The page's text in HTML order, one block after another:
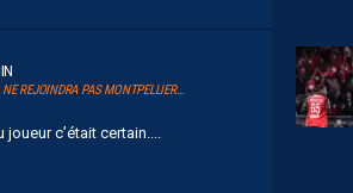
REJOINDRA PAS MONTPELLIER…
c’était certain....